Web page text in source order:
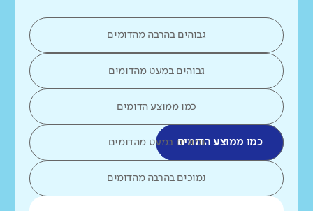
גבוהים בהרבה מהדומים
גבוהים במעט מהדומים
כמו ממוצע הדומים
כמו ממוצע הדומיםנמוכים במעט מהדומים
נמוכים בהרבה מהדומים